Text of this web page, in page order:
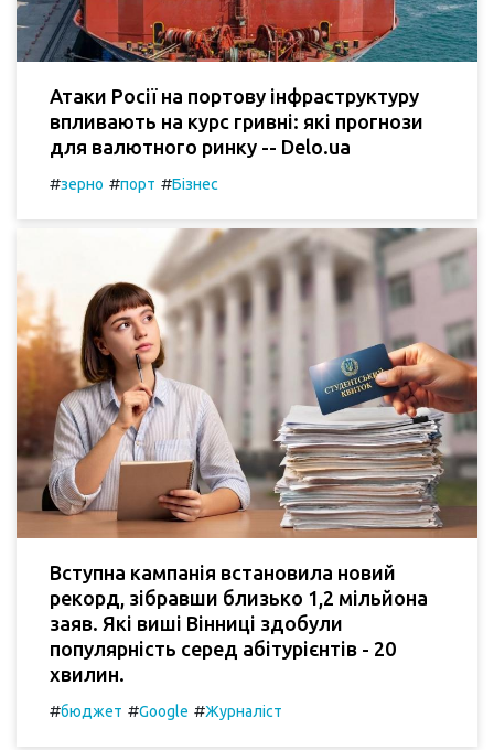
Атаки Росії на портову інфраструктуру
впливають на курс гривні: які прогнози
для валютного ринку -- Delo.ua
#зерно #порт #Бізнес
Вступна кампанія встановила новий
рекорд, зібравши близько 1,2 мільйона
заяв. Які виші Вінниці здобули
популярність серед абітурієнтів - 20
хвилин.
#бюджет #Google #Журналіст